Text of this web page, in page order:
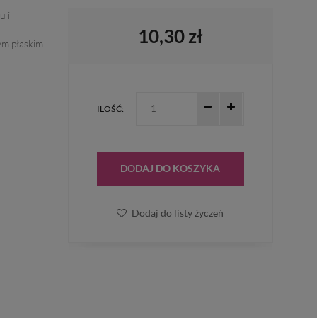
i
płaskim
10,30 zł
ILOŚĆ:
DODAJ DO KOSZYKA
Dodaj do listy życzeń